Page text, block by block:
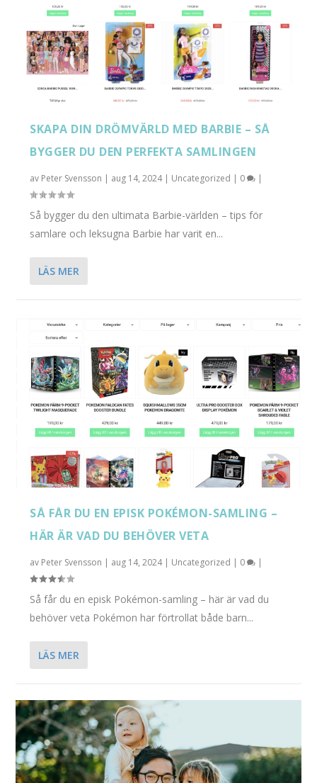
SKAPA DIN DRÖMVÄRLD MED BARBIE – SÅ
BYGGER DU DEN PERFEKTA SAMLINGEN
av Peter Svensson | aug 14, 2024| Uncategorized | 0 |
Så bygger du den ultimata Barbie-världen – tips för
samlare och leksugna Barbie har varit en...
LÄS MER
SÅ FÅR DU EN EPISK POKÉMON-SAMLING –
HÄR ÄR VAD DU BEHÖVER VETA
av Peter Svensson | aug 14, 2024| Uncategorized | 0 |
Så får du en episk Pokémon-samling – här är vad du
behöver veta Pokémon har förtrollat både barn...
LÄS MER